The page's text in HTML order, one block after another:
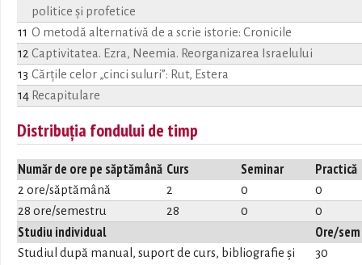
politice şi profetice
11 O metodă alternativă de a scrie istorie: Cronicile
12 Captivitatea. Ezra, Neemia. Reorganizarea Israelului
13 Cărţile celor „cinci suluri”: Rut, Estera
14 Recapitulare
Distribuția fondului de timp
Număr de ore pe săptămână Curs Seminar Practică
2 ore/săptămână 2 0
0
28 ore/semestru
28 0 0
Studiu individual Ore/sem
Studiul după manual, suport de curs, bibliografie și 30